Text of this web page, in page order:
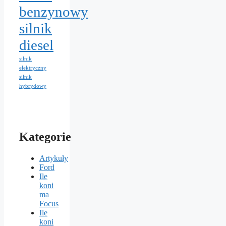
benzynowy
silnik
diesel
silnik
elektryczny
silnik
hybrydowy
Kategorie
Artykuły
Ford
Ile
koni
ma
Focus
Ile
koni